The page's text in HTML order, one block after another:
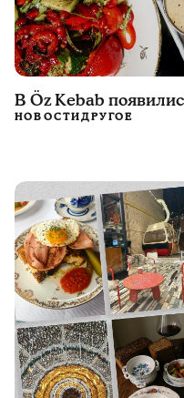
В Öz Kebab
НОВОСТИДРУГОЕ